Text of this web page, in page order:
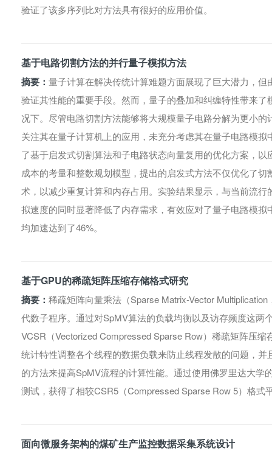
验证了该多序列比对方法具有很好的应用价值。
基于电路切割方法的并行量子模拟方法
摘要： 量子计算在解决传统计算难题方面展现了巨大潜力，
验证其性能的重要手段。然而，量子的叠加和纠缠特性带来
况下。尽管电路切割方法能够将大规模量子电路分解为更小
关注其在量子计算机上的应用，未充分考虑其在量子电路模
了基于启发式切割算法和子电路状态向量复用的优化方案，
成本的考量和整数规划模型，提出的启发式方法不仅优化了
术，以减少重复计算和内存占用。实验结果显示，与当前流
拟速度的同时显著降低了内存需求，有效应对了量子电路模
均加速达到了46%。
基于GPU的稀疏矩阵压缩存储格式研究
摘要： 稀疏矩阵向量乘法（Sparse Matrix-Vector
代数子程序。通过对SpMV算法的负载均衡以及访存频度这两
VCSR（Vectorized Compressed Sparse Row）稀疏矩阵压
统计特性调整各个线程的数据负载来防止线程发散的问题，
的方法来提高SpMV流程的计算性能。通过使用佛罗里达大学
测试，获得了相较CSR5（Compressed Sparse Row 5）格式
面向微服务架构的煤矿生产监控数据采集系统设计